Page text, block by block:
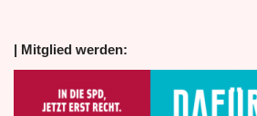
| Mitglied werden: